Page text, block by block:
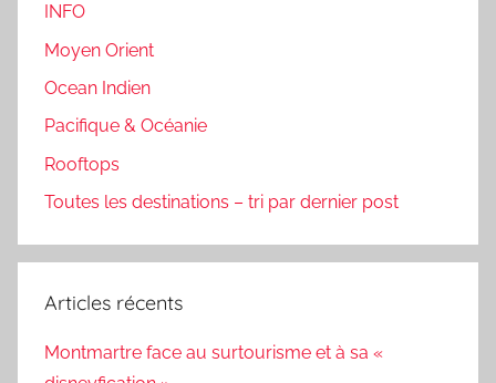
INFO
Moyen Orient
Ocean Indien
Pacifique & Océanie
Rooftops
Toutes les destinations – tri par dernier post
Articles récents
Montmartre face au surtourisme et à sa «